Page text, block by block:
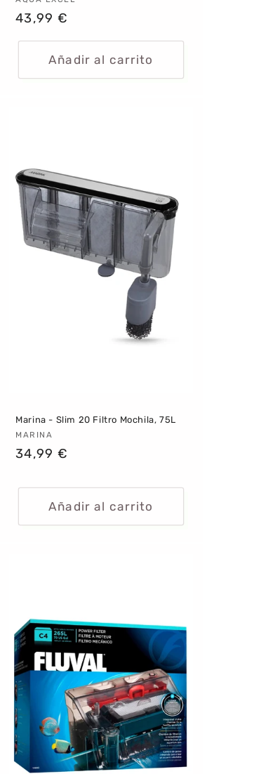
Precio
43,99 €
Añadir al carrito
Marina - Slim 20 Filtro Mochila, 75L
Proveedor:
MARINA
Precio
34,99 €
Añadir al carrito